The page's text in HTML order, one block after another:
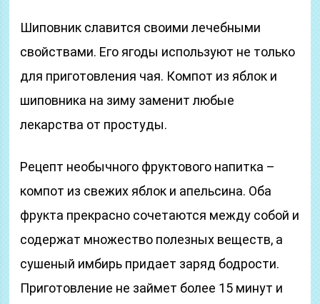
Шиповник славится своими лечебными
свойствами. Его ягоды используют не только
для приготовления чая. Компот из яблок и
шиповника на зиму заменит любые
лекарства от простуды.
Рецепт необычного фруктового напитка –
компот из свежих яблок и апельсина. Оба
фрукта прекрасно сочетаются между собой и
содержат множество полезных веществ, а
сушеный имбирь придает заряд бодрости.
Приготовление не займет более 15 минут и